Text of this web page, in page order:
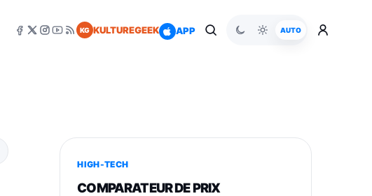
KG KULTUREGEEK APP AUTO
HIGH-TECH
COMPARATEUR DE PRIX